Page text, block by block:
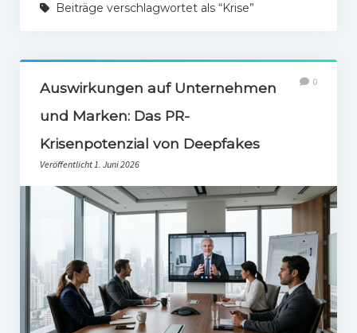
Social Media
PR-Theorie
PR-Ethik
PR-Studien
Infografik-Themengarten
Künstliche Intelligenz
17 Ziele
Impressum
Beiträge verschlagwortet als “Krise”
Auswirkungen auf Unternehmen
und Marken: Das PR-
Krisenpotenzial von Deepfakes
Veröffentlicht 1. Juni 2026
0